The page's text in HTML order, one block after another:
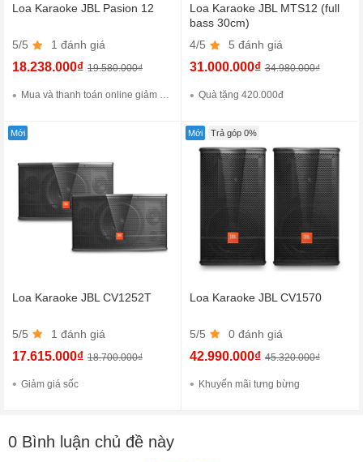
Loa Karaoke JBL Pasion 12
5/5 1 đánh giá
18.238.000₫ 19.580.000₫
Mua và thanh toán online giảm giá đến 10%
Loa Karaoke JBL MTS12 (full
bass 30cm)
4/5
5 đánh giá
31.000.000₫ 34.980.000₫
Quà tặng 420.000đ
Loa Karaoke JBL CV1252T
5/5 1 đánh giá
17.615.000₫ 18.700.000₫
Giảm giá sốc
Mới
Loa Karaoke JBL CV1570
5/5 0 đánh giá
42.990.000₫ 45.320.000₫
Khuyến mãi tưng bừng
Mới Trả góp 0%
0 Bình luận chủ đề này